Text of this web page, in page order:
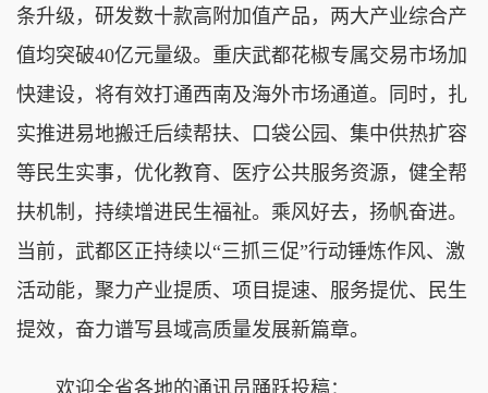
条升级，研发数十款高附加值产品，两大产业综合产
值均突破40亿元量级。重庆武都花椒专属交易市场加
快建设，将有效打通西南及海外市场通道。同时，扎
实推进易地搬迁后续帮扶、口袋公园、集中供热扩容
等民生实事，优化教育、医疗公共服务资源，健全帮
扶机制，持续增进民生福祉。乘风好去，扬帆奋进。
当前，武都区正持续以“三抓三促”行动锤炼作风、激
活动能，聚力产业提质、项目提速、服务提优、民生
提效，奋力谱写县域高质量发展新篇章。
欢迎全省各地的通讯员踊跃投稿：